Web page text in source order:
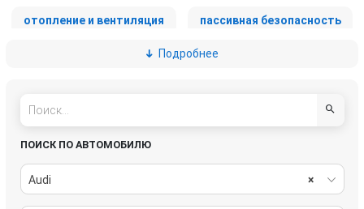
отопление и вентиляция пассивная безопасность
рулевое управление
системы комфорта
стеклоочистители топливная система
Подробнее
ПОИСК ПО АВТОМОБИЛЮ
×
Audi